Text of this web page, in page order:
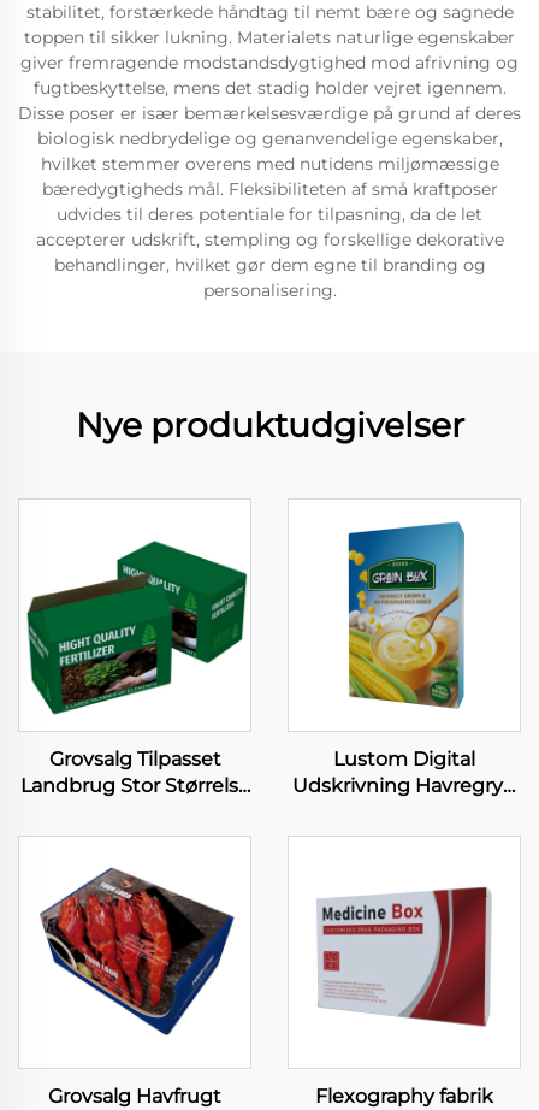
stabilitet, forstærkede håndtag til nemt bære og sagnede
toppen til sikker lukning. Materialets naturlige egenskaber
giver fremragende modstandsdygtighed mod afrivning og
fugtbeskyttelse, mens det stadig holder vejret igennem.
Disse poser er især bemærkelsesværdige på grund af deres
biologisk nedbrydelige og genanvendelige egenskaber,
hvilket stemmer overens med nutidens miljømæssige
bæredygtigheds mål. Fleksibiliteten af små kraftposer
udvides til deres potentiale for tilpasning, da de let
accepterer udskrift, stempling og forskellige dekorative
behandlinger, hvilket gør dem egne til branding og
personalisering.
Nye produktudgivelser
Grovsalg Tilpasset
Landbrug Stor Størrelse
Udskrivning
Forpackningsboks
Landbrug Plettede
Papirboks til Gødning
Lustom Digital
Udskrivning Havregryn
Moq Middagsvare
Pakkebokse
Grovsalg Havfrugt
Flexography fabrik